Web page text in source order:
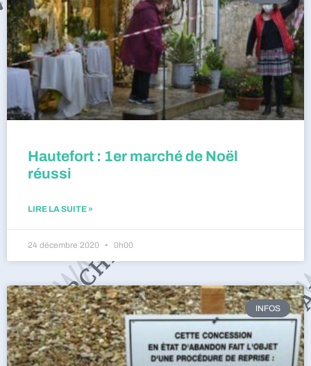
Hautefort : 1er marché de Noël
réussi
LIRE LA SUITE »
24 décembre 2020 0h00
INFOS